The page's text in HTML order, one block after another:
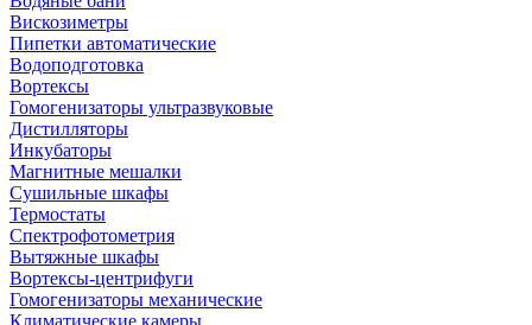
Вискозиметры
Пипетки автоматические
Водоподготовка
Вортексы
Гомогенизаторы ультразвуковые
Дистилляторы
Инкубаторы
Магнитные мешалки
Сушильные шкафы
Термостаты
Спектрофотометрия
Вытяжные шкафы
Вортексы-центрифуги
Гомогенизаторы механические
Климатические камеры